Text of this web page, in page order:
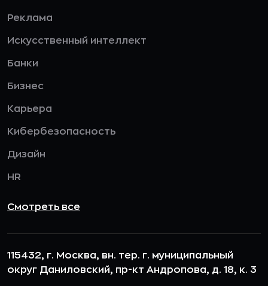
Реклама
Искусственный интеллект
Банки
Бизнес
Карьера
Кибербезопасность
Дизайн
HR
Смотреть все
115432, г. Москва, вн. тер. г. муниципальный
округ Даниловский, пр-кт Андропова, д. 18, к. 3